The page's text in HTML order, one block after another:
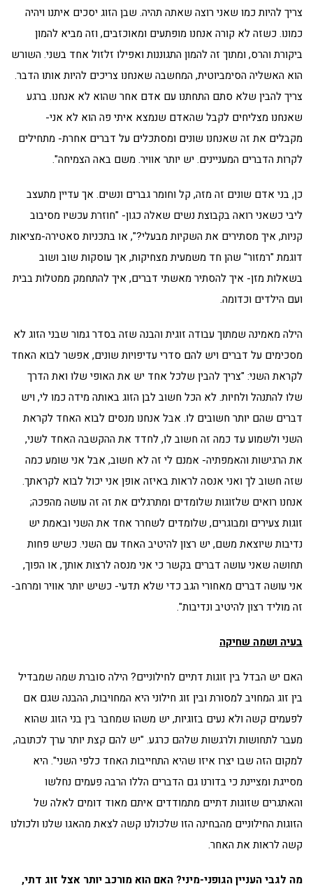
צריך להיות כמו שאני רוצה שאתה תהיה. שבן הזוג יסכים איתנו ויהיה
כמונו. כשזה לא קורה אנחנו מופתעים ומאוכזבים, וזה מביא להמון
ביקורת והרס, ומתוך זה להמון התגוננות ואפילו זלזול אחד בשני. השורש
הוא האשליה הסימביוטית, המחשבה שאנחנו צריכים להיות אותו הדבר.
צריך להבין שלא סתם התחתנו עם אדם אחר שהוא לא אנחנו. ברגע
שאנחנו מצליחים לקבל שהאדם שנמצא איתי פה הוא לא אני-
מקבלים את זה שאנחנו שונים ומסתכלים על דברים אחרת- מתחילים
לקרות הדברים המעניינים. יש יותר אוויר. משם באה הצמיחה".
כן, בני אדם שונים זה מזה, קל וחומר גברים ונשים. אך עדיין מתעצב
ליבי כשאני רואה בקבוצת נשים שאלה כגון- "חוזרת עכשיו מסיבוב
קניות, איך מסתירים את השקיות מבעלי?", או בתכניות סאטירה-מציאות
דוגמת "רמזור" שהן חד משמעית מצחיקות, אך עוסקות שוב ושוב
בשאלות מזן- איך להסתיר מאשתי דברים, איך להתחמק ממטלות בבית
ועם הילדים וכדומה.
הילה מאמינה שמתוך עבודה זוגית והבנה שזה בסדר גמור שבני הזוג לא
מסכימים על דברים ויש להם סדרי עדיפויות שונים, אפשר לבוא האחד
לקראת השני: "צריך להבין שלכל אחד יש את האופי שלו ואת הדרך
שלו להתנהל ולחיות. לא הכל חשוב לבן הזוג באותה מידה כמו לי, ויש
דברים שהם יותר חשובים לו. אבל אנחנו מנסים לבוא האחד לקראת
השני ולשמוע עד כמה זה חשוב לו, לחדד את ההקשבה האחד לשני,
את הרגישות והאמפתיה- אמנם לי זה לא חשוב, אבל אני שומע כמה
שזה חשוב לך ואני אנסה לראות באיזה אופן אני יכול לבוא לקראתך.
אנחנו רואים שלזוגות שלומדים ומתרגלים את זה זה עושה מהפכה;
זוגות צעירים ומבוגרים, שלומדים לשחרר אחד את השני ובאמת יש
נדיבות שיוצאת משם, יש רצון להיטיב האחד עם השני. כשיש פחות
תחושה שאני עושה דברים בקשר כי אני מנסה לרצות אותך, או הפוך,
אני עושה דברים מאחורי הגב כדי שלא תדעי- כשיש יותר אוויר ומרחב-
זה מוליד רצון להיטיב ונדיבות".
בעיה ושמה שחיקה
האם יש הבדל בין זוגות דתיים לחילוניים? הילה סוברת שמה שמבדיל
בין זוג המחויב למסורת ובין זוג חילוני היא המחויבות, ההבנה שגם אם
לפעמים קשה ולא נעים בזוגיות, יש משהו שמחבר בין בני הזוג שהוא
מעבר לתחושות ולרגשות שלהם כרגע. "יש להם קצת יותר ערך לכתובה,
למקום הזה שבו יצרו איזו שהיא התחייבות האחד כלפי השני". היא
מסייגת ומציינת כי בדורנו גם הדברים הללו הרבה פעמים נחלשו
והאתגרים שזוגות דתיים מתמודדים איתם מאוד דומים לאלה של
הזוגות החילוניים מהבחינה הזו שלכולנו קשה לצאת מהאגו שלנו ולכולנו
קשה לראות את האחר.
מה לגבי העניין הגופני-מיני? האם הוא מורכב יותר אצל זוג דתי,